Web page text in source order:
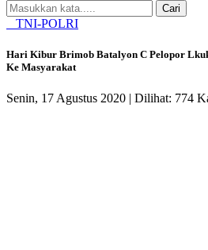
Cari
TNI-POLRI
Hari Kibur Brimob Batalyon C Pelopor
Ke Masyarakat
Senin, 17 Agustus 2020 | Dilihat: 774